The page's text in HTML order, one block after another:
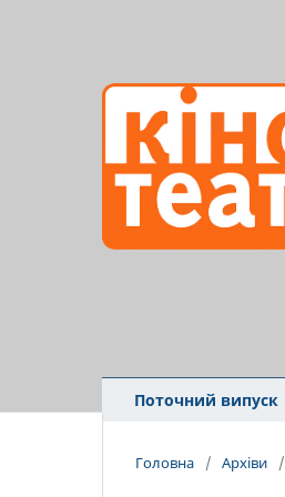
Поточний випуск
Головна / Архіви /